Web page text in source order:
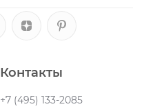
Контакты
+7 (495) 133-2085